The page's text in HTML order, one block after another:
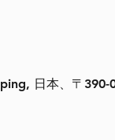
日本、〒390-